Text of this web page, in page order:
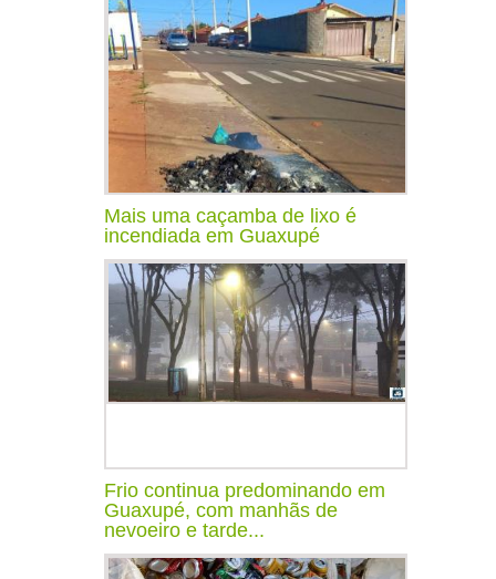
Mais uma caçamba de lixo é
incendiada em Guaxupé
Frio continua predominando em
Guaxupé, com manhãs de
nevoeiro e tarde...